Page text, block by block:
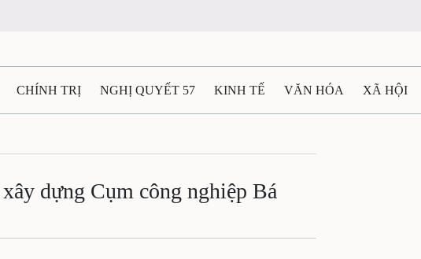
CHÍNH TRỊ NGHỊ QUYẾT 57 KINH TẾ VĂN HÓA XÃ HỘI
NGUYÊN - MÔI TRƯỜNG THỂ THAO THÔNG TIN - QUẢNG CÁO
dựng Cụm công nghiệp Bá